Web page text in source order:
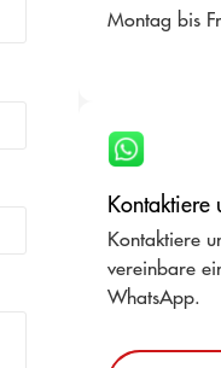
Montag bis
Kontaktiere
Kontaktiere
vereinbare
WhatsApp.